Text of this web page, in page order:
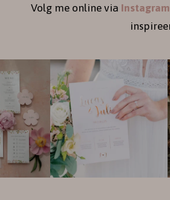
Volg me online via Instagram